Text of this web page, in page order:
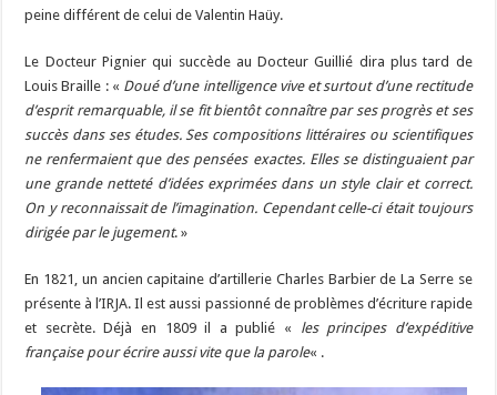
peine différent de celui de Valentin Haüy.
Le Docteur Pignier qui succède au Docteur Guillié dira plus tard de
Louis Braille : « Doué d’une intelligence vive et surtout d’une rectitude
d’esprit remarquable, il se fit bientôt connaître par ses progrès et ses
succès dans ses études. Ses compositions littéraires ou scientifiques
ne renfermaient que des pensées exactes. Elles se distinguaient par
une grande netteté d’idées exprimées dans un style clair et correct.
On y reconnaissait de l’imagination. Cependant celle-ci était toujours
dirigée par le jugement. »
En 1821, un ancien capitaine d’artillerie Charles Barbier de La Serre se
présente à l’IRJA. Il est aussi passionné de problèmes d’écriture rapide
et secrète. Déjà en 1809 il a publié « les principes d’expéditive
française pour écrire aussi vite que la parole« .